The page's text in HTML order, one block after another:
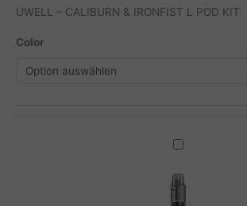
UWELL – CALIBURN & IRONFIST L POD KIT
Color
UWELL
CALIBURN
&